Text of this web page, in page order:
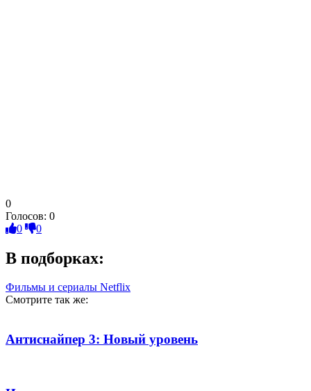
0
Голосов: 0
0
0
В подборках:
Фильмы и сериалы Netflix
Смотрите так же:
Антиснайпер 3: Новый уровень